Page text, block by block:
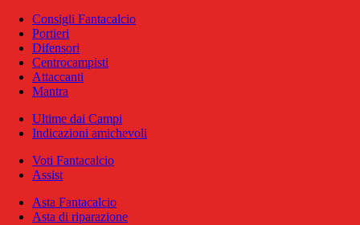
Consigli Fantacalcio
Portieri
Difensori
Centrocampisti
Attaccanti
Mantra
Ultime dai Campi
Indicazioni amichevoli
Voti Fantacalcio
Assist
Asta Fantacalcio
Asta di riparazione